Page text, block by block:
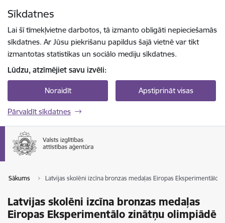
Sīkdatnes
Lai šī tīmekļvietne darbotos, tā izmanto obligāti nepieciešamās
sīkdatnes. Ar Jūsu piekrišanu papildus šajā vietnē var tikt
izmantotas statistikas un sociālo mediju sīkdatnes.
Lūdzu, atzīmējiet savu izvēli:
Noraidīt Apstiprināt visas
Pārvaldīt sīkdatnes
Sākums Latvijas skolēni izcīna bronzas medaļas Eiropas Eksperimentālo
Latvijas skolēni izcīna bronzas medaļas
Eiropas Eksperimentālo zinātņu olimpiādē